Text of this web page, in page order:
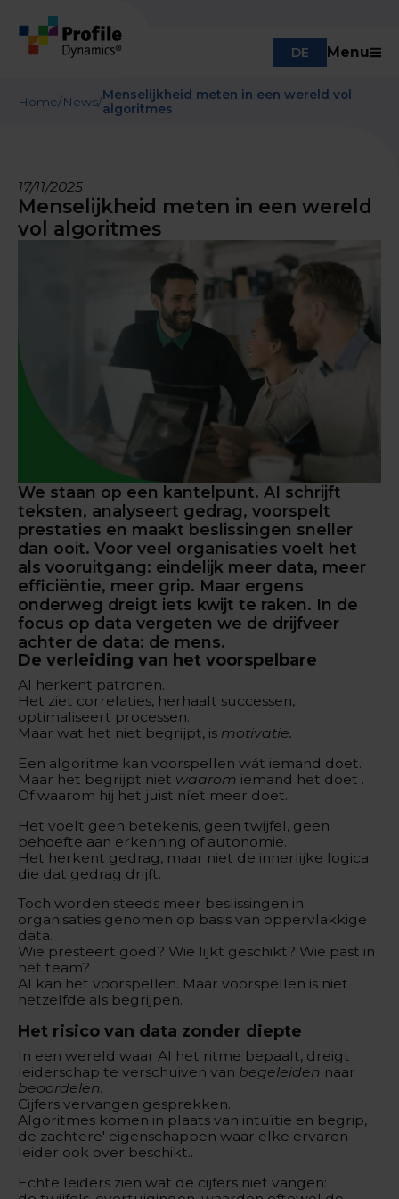
DE Menu
Home/News/Menselijkheid meten in een wereld vol
algoritmes
17/11/2025
Menselijkheid meten in een wereld
vol algoritmes
We staan op een kantelpunt. AI schrijft
teksten, analyseert gedrag, voorspelt
prestaties en maakt beslissingen sneller
dan ooit. Voor veel organisaties voelt het
als vooruitgang: eindelijk meer data, meer
efficiëntie, meer grip. Maar ergens
onderweg dreigt iets kwijt te raken. In de
focus op data vergeten we de drijfveer
achter de data: de mens.
De verleiding van het voorspelbare
AI herkent patronen.
Het ziet correlaties, herhaalt successen,
optimaliseert processen.
Maar wat het niet begrijpt, is motivatie.
Een algoritme kan voorspellen wát iemand doet.
Maar het begrijpt niet waarom iemand het doet .
Of waarom hij het juist níet meer doet.
Het voelt geen betekenis, geen twijfel, geen
behoefte aan erkenning of autonomie.
Het herkent gedrag, maar niet de innerlijke logica
die dat gedrag drijft.
Toch worden steeds meer beslissingen in
organisaties genomen op basis van oppervlakkige
data.
Wie presteert goed? Wie lijkt geschikt? Wie past in
het team?
AI kan het voorspellen. Maar voorspellen is niet
hetzelfde als begrijpen.
Het risico van data zonder diepte
In een wereld waar AI het ritme bepaalt, dreigt
leiderschap te verschuiven van begeleiden naar
beoordelen.
Cijfers vervangen gesprekken.
Algoritmes komen in plaats van intuïtie en begrip,
de zachtere' eigenschappen waar elke ervaren
leider ook over beschikt..
Echte leiders zien wat de cijfers niet vangen: